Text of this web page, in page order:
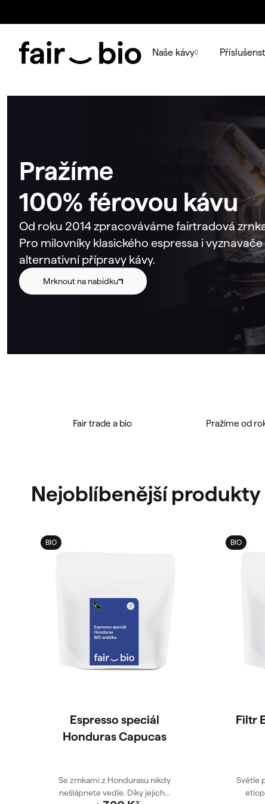
Naše kávy
Pražíme
100% férovou kávu
Od roku 2014 zpracováváme fairtradová
Pro milovníky klasického espressa i vyznavače
alternativní přípravy kávy.
Mrknout na nabídku
Fair trade a bio Pražíme od
Nejoblíbenější produkty
BIO
Espresso speciál
Honduras Capucas
Se zrnkami z Hondurasu nikdy
nešlápnete vedle. Díky jejich...
BIO
Filtr
Světle